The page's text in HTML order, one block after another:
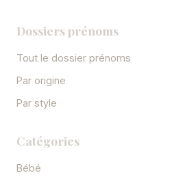
Dossiers prénoms
Tout le dossier prénoms
Par origine
Par style
Catégories
Bébé